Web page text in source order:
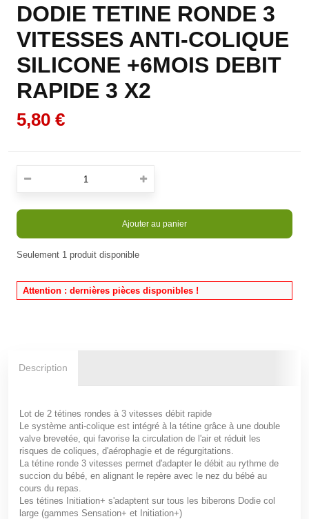
DODIE TETINE RONDE 3
VITESSES ANTI-COLIQUE
SILICONE +6MOIS DEBIT
RAPIDE 3 X2
5,80 €
Ajouter au panier
Seulement 1 produit disponible
Attention : dernières pièces disponibles !
Description
Lot de 2 tétines rondes à 3 vitesses débit rapide
Le système anti-colique est intégré à la tétine grâce à une double
valve brevetée, qui favorise la circulation de l'air et réduit les
risques de coliques, d'aérophagie et de régurgitations.
La tétine ronde 3 vitesses permet d'adapter le débit au rythme de
succion du bébé, en alignant le repère avec le nez du bébé au
cours du repas.
Les tétines Initiation+ s'adaptent sur tous les biberons Dodie col
large (gammes Sensation+ et Initiation+)